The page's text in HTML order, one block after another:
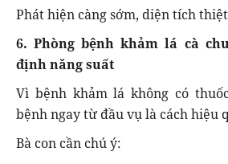
Phát hiện càng sớm, diện tích
6. Phòng bệnh khảm lá cà
định năng suất
Vì bệnh khảm lá không có
bệnh ngay từ đầu vụ là cách hiệu
Bà con cần chú ý: